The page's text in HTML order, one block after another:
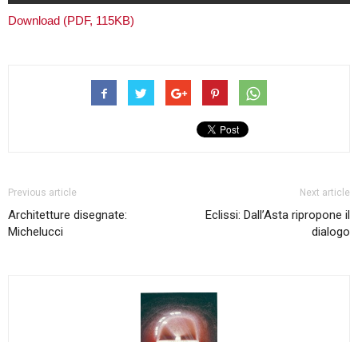
Download (PDF, 115KB)
Previous article
Architetture disegnate:
Michelucci
Next article
Eclissi: Dall’Asta ripropone il
dialogo